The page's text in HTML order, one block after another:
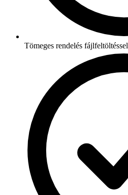
Tömeges rendelés fájlfeltöltéssel